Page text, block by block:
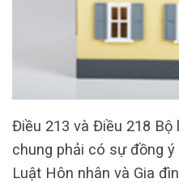
Điều 213 và Điều 218
chung phải có sự đồng
Luật Hôn nhân và Gia